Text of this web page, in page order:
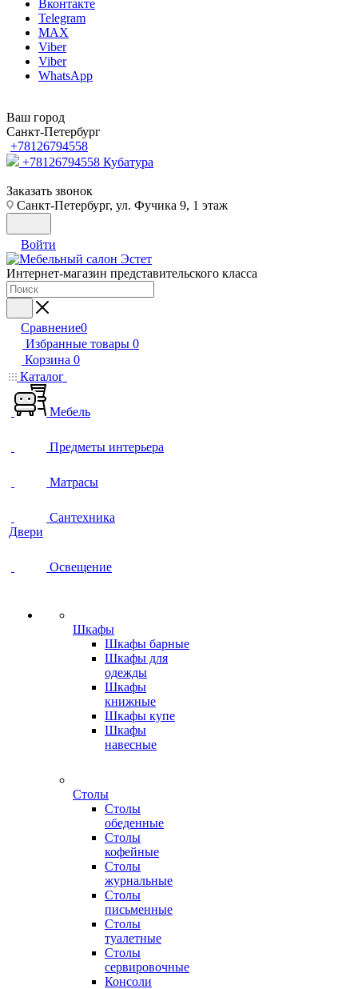
Вконтакте
Telegram
MAX
Viber
Viber
WhatsApp
Ваш город
Санкт-Петербург
+78126794558
+78126794558 Кубатура
Заказать звонок
Санкт-Петербург, ул. Фучика 9, 1 этаж
Войти
Интернет-магазин представительского класса
Сравнение0
Избранные товары 0
Корзина 0
Каталог
Мебель
Предметы интерьера
Матрасы
Сантехника
Двери
Освещение
Шкафы
Шкафы барные
Шкафы для
одежды
Шкафы
книжные
Шкафы купе
Шкафы
навесные
Столы
Столы
обеденные
Столы
кофейные
Столы
журнальные
Столы
письменные
Столы
туалетные
Столы
сервировочные
Консоли